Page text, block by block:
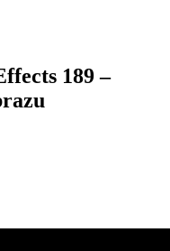
189 –